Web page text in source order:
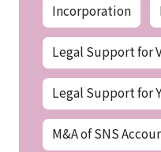
Incorporation
Legal Support for
Legal Support for
M&A of SNS